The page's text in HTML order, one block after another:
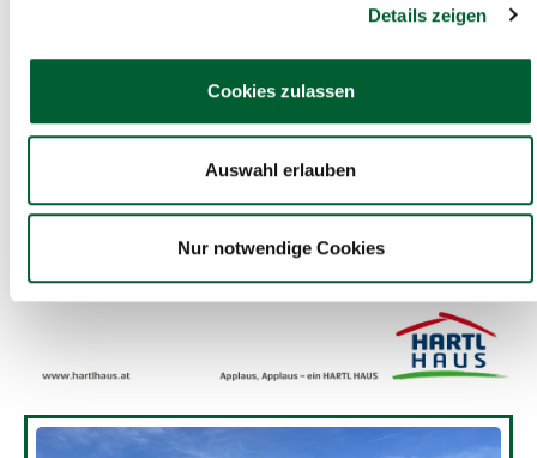
Details zeigen
Cookies zulassen
Auswahl erlauben
Nur notwendige Cookies